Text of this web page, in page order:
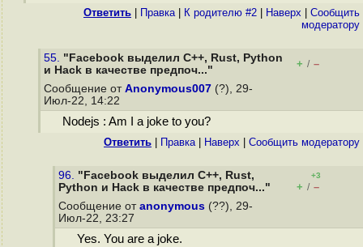
Ответить Правка| К родителю #2 Наверх
Cообщить
модератору
55. "Facebook выделил C++, Rust, Python
и Hack в качестве предпоч..."
+ / –
Сообщение от Anonymous007 (?), 29-
Июл-22, 14:22
Nodejs : Am I a joke to you?
Ответить Правка| Наверх Cообщить модератору
96. "Facebook выделил C++, Rust,
Python и Hack в качестве предпоч..."
+3
+ / –
Сообщение от anonymous (??), 29-
Июл-22, 23:27
Yes. You are a joke.